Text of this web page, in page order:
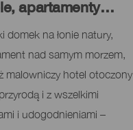
apartamenty…
domek na łonie natury,
nad samym morzem,
malowniczy hotel otoczony
i z wszelkimi
i udogodnieniami –